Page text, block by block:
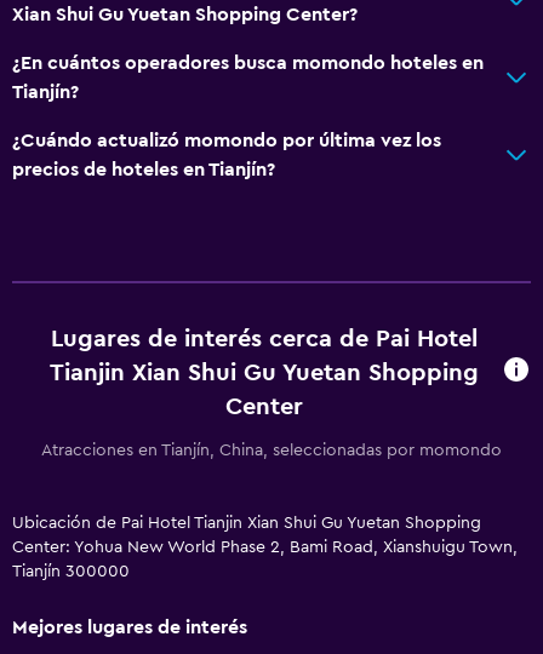
Xian Shui Gu Yuetan Shopping Center?
¿En cuántos operadores busca momondo hoteles en
Tianjín?
¿Cuándo actualizó momondo por última vez los
precios de hoteles en Tianjín?
Lugares de interés cerca de Pai Hotel
Tianjin Xian Shui Gu Yuetan Shopping
Center
Atracciones en Tianjín, China, seleccionadas por momondo
Ubicación de Pai Hotel Tianjin Xian Shui Gu Yuetan Shopping
Center: Yohua New World Phase 2, Bami Road, Xianshuigu Town,
Tianjín 300000
Mejores lugares de interés